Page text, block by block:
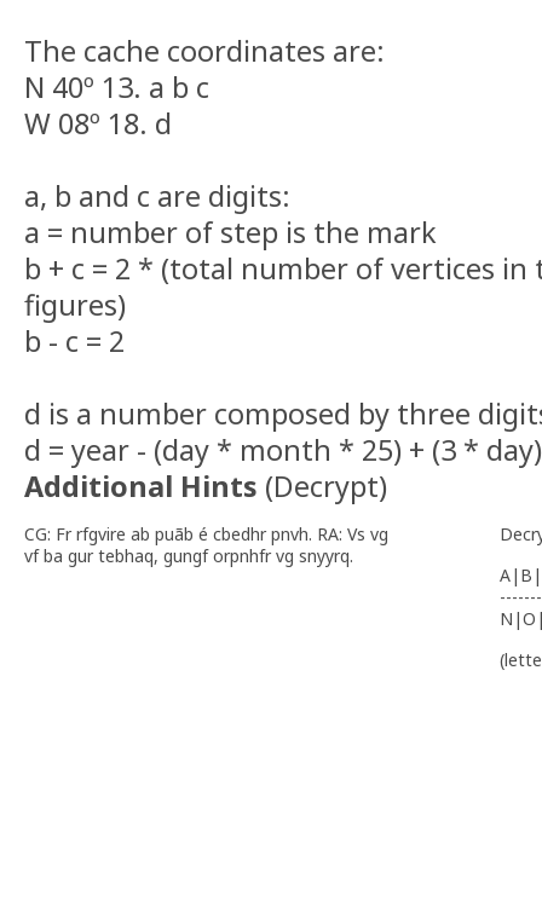
The cache coordinates are:
N 40º 13. a b c
W 08º 18. d
a, b and c are digits:
a = number of step is the mark
b + c = 2 * (total number of vertices
figures)
b - c = 2
d is a number composed by three
d = year - (day * month * 25) + (3 * day)
Additional Hints (Decrypt)
CG: Fr rfgvire ab puãb é cbedhr pnvh. RA: Vs vg
vf ba gur tebhaq, gungf orpnhfr vg snyyrq.